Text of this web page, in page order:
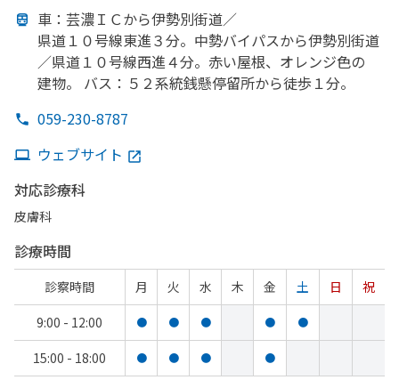
車：芸濃ＩＣから伊勢別街道／
県道１０号線東進３分。 中勢バイパスから伊勢別街道
／県道１０号線西進４分。 赤い屋根、 オレンジ色の
建物。
バス：５２系統銭懸停留所から徒歩１分。
059-230-8787
ウェブサイト
対応診療科
皮膚科
診療時間
診察時間 月 火 水 木 金 土 日
祝
9:00 - 12:00
● ● ● ● ●
15:00 - 18:00 ● ● ● ●